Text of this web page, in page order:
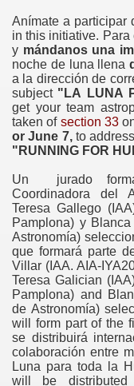
Anímate a participar
in this initiative. Para
y mándanos una
noche de luna llena
a la dirección de
subject "LA LUNA
get your team
taken of section 33
or June 7,to address
"RUNNING FOR
Un jurado
Coordinadora del
Teresa Gallego
Pamplona) y
Astronomía)
que formará parte
Villar (IAA. AIA-
Teresa Galician
Pamplona) and
de Astronomía)
will form part of the
se distribuirá
colaboración entre
Luna para toda la
will be
Release